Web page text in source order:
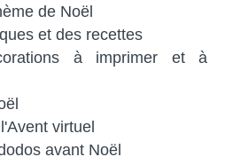
de Noël
et des recettes
à imprimer et à
virtuel
avant Noël